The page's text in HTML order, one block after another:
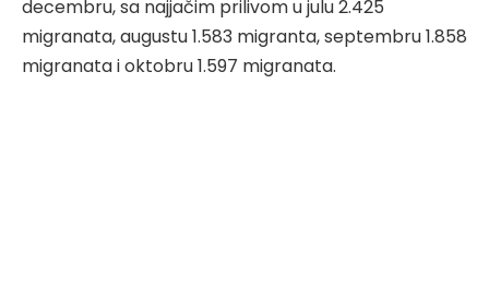
decembru, sa najjačim prilivom u julu 2.425
migranata, augustu 1.583 migranta, septembru 1.858
migranata i oktobru 1.597 migranata.